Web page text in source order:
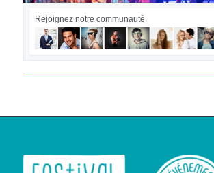
Rejoignez notre communauté